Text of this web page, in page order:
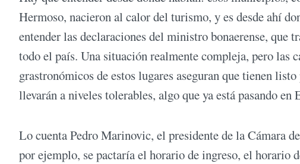
Hermoso, nacieron al calor del turismo, y es desde ahí
entender las declaraciones del ministro bonaerense, que
todo el país. Una situación realmente compleja, pero las
grastronómicos de estos lugares aseguran que tienen
llevarán a niveles tolerables, algo que ya está pasando en
Lo cuenta Pedro Marinovic, el presidente de la Cámara
por ejemplo, se pactaría el horario de ingreso, el horario